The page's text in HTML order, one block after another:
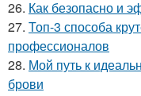
26. Как безопасно и
27. Топ-3 способа
профессионалов
28. Мой путь к
брови